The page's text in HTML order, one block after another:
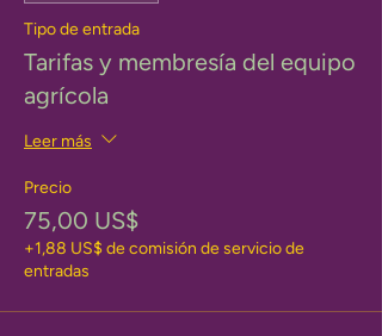
Tipo de entrada
Tarifas y membresía del equipo
agrícola
Leer más
Precio
75,00 US$
+1,88 US$ de comisión de servicio de
entradas